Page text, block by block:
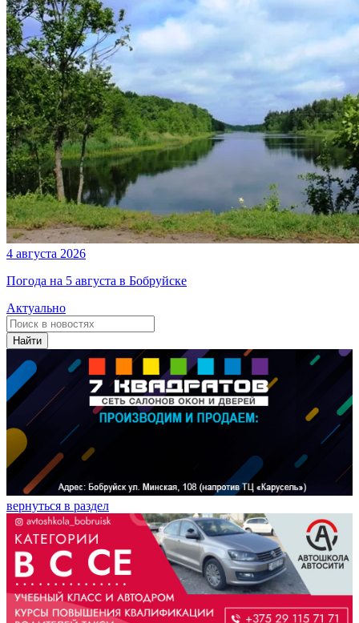
4 августа 2026
Погода на 5 августа в Бобруйске
Актуально
Найти
вернуться в раздел